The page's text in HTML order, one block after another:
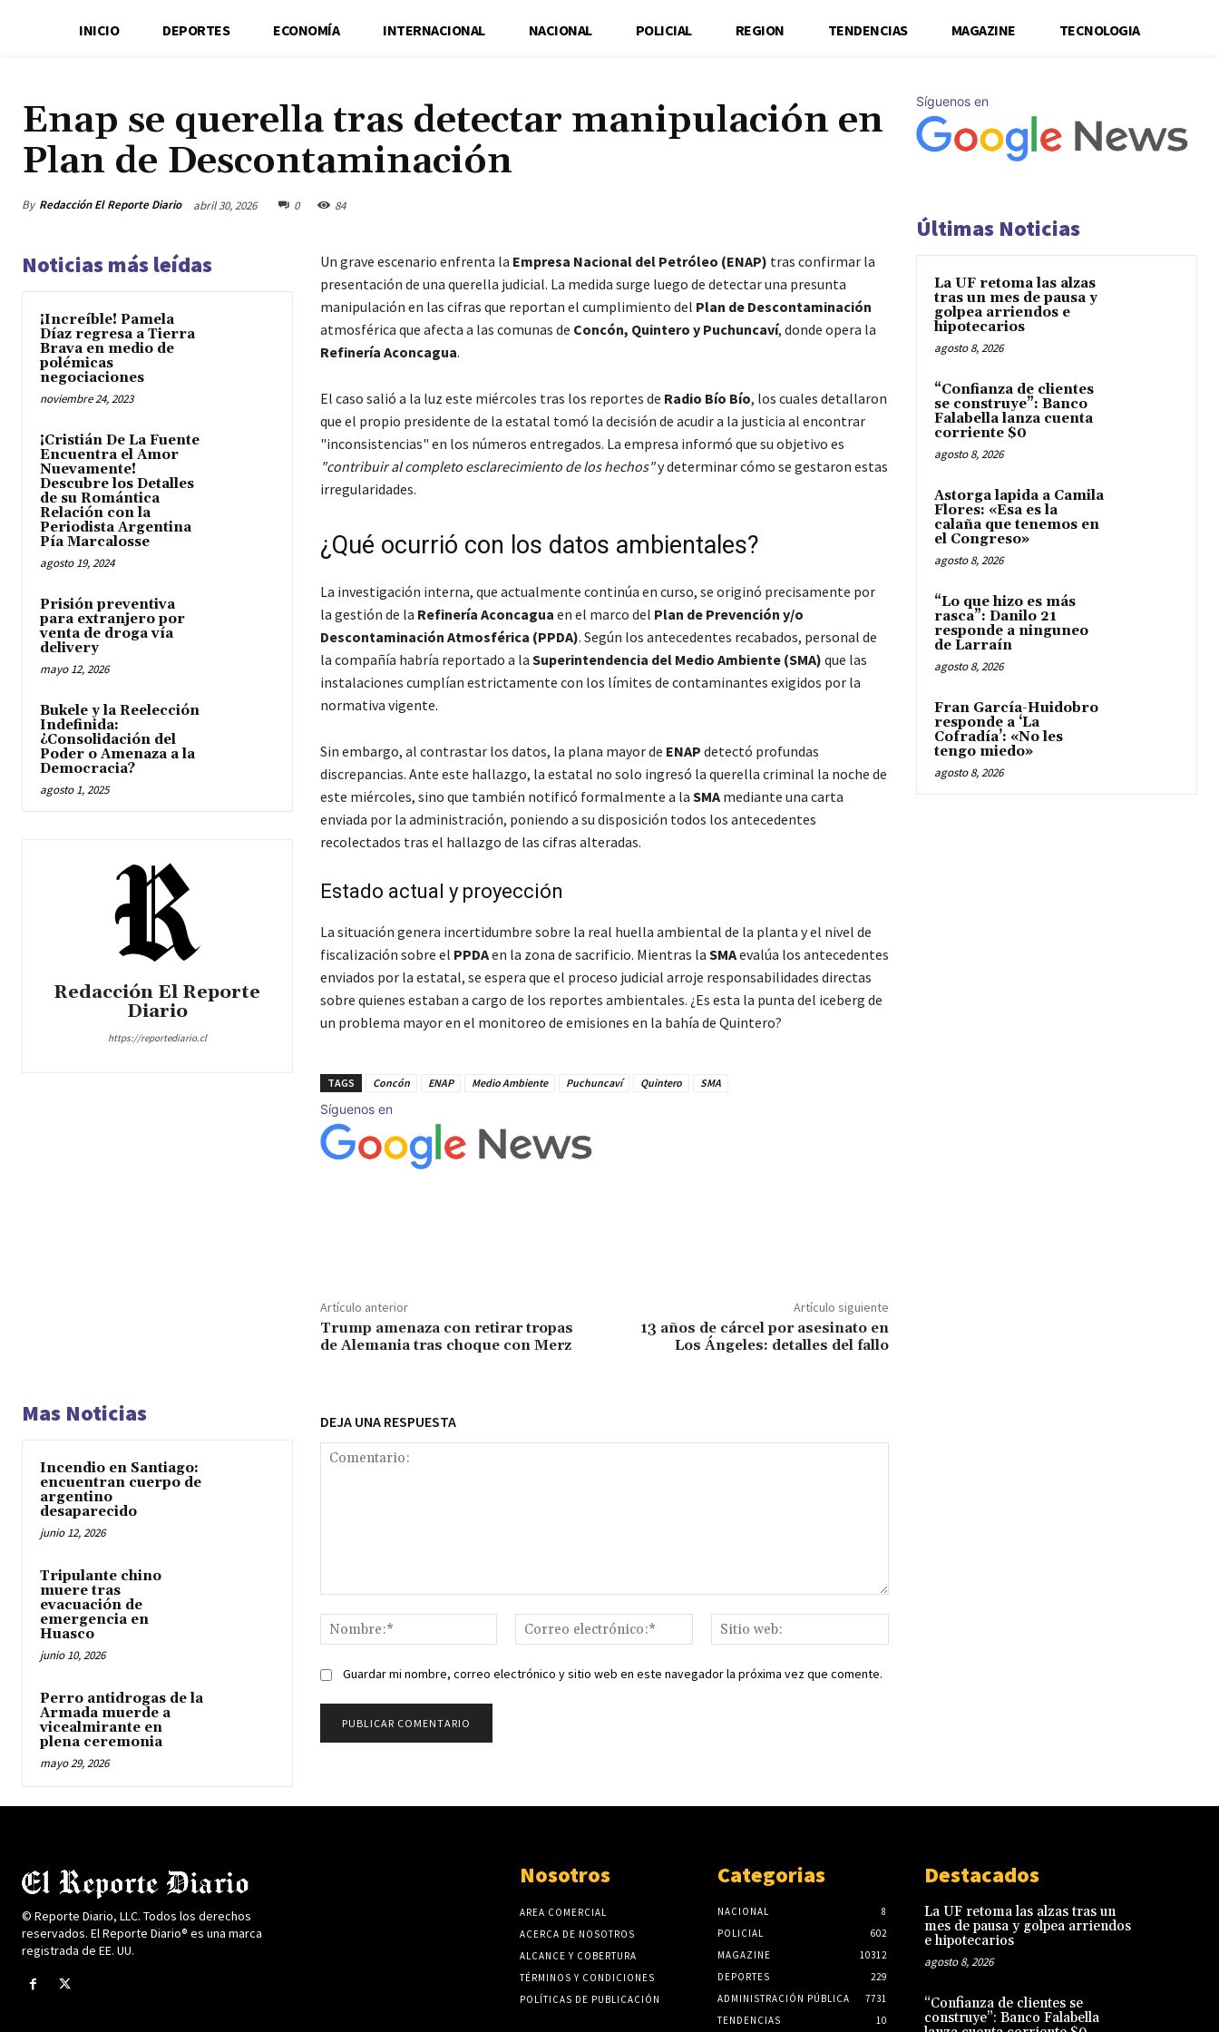
INICIO DEPORTES ECONOMÍA INTERNACIONAL NACIONAL POLICIAL REGION TENDENCIAS MAGAZINE TECNOLOGIA
Enap se querella tras detectar manipulación en
Plan de Descontaminación
By Redacción El Reporte Diario abril 30, 2026 0 84
Noticias más leídas
¡Increíble! Pamela
Díaz regresa a Tierra
Brava en medio de
polémicas
negociaciones
noviembre 24, 2023
¡Cristián De La Fuente
Encuentra el Amor
Nuevamente!
Descubre los Detalles
de su Romántica
Relación con la
Periodista Argentina
Pía Marcalosse
agosto 19, 2024
Prisión preventiva
para extranjero por
venta de droga vía
delivery
mayo 12, 2026
Bukele y la Reelección
Indefinida:
¿Consolidación del
Poder o Amenaza a la
Democracia?
agosto 1, 2025
Redacción El Reporte
Diario
https://reportediario.cl
Un grave escenario enfrenta la Empresa Nacional del Petróleo (ENAP) tras confirmar la
presentación de una querella judicial. La medida surge luego de detectar una presunta
manipulación en las cifras que reportan el cumplimiento del Plan de Descontaminación
atmosférica que afecta a las comunas de Concón, Quintero y Puchuncaví, donde opera la
Refinería Aconcagua.
El caso salió a la luz este miércoles tras los reportes de Radio Bío Bío, los cuales detallaron
que el propio presidente de la estatal tomó la decisión de acudir a la justicia al encontrar
"inconsistencias" en los números entregados. La empresa informó que su objetivo es
"contribuir al completo esclarecimiento de los hechos"y determinar cómo se gestaron estas
irregularidades.
¿Qué ocurrió con los datos ambientales?
La investigación interna, que actualmente continúa en curso, se originó precisamente por
la gestión de la Refinería Aconcagua en el marco del Plan de Prevención y/o
Descontaminación Atmosférica (PPDA). Según los antecedentes recabados, personal de
la compañía habría reportado a la Superintendencia del Medio Ambiente (SMA) que las
instalaciones cumplían estrictamente con los límites de contaminantes exigidos por la
normativa vigente.
Sin embargo, al contrastar los datos, la plana mayor de ENAP detectó profundas
discrepancias. Ante este hallazgo, la estatal no solo ingresó la querella criminal la noche de
este miércoles, sino que también notificó formalmente a la SMAmediante una carta
enviada por la administración, poniendo a su disposición todos los antecedentes
recolectados tras el hallazgo de las cifras alteradas.
Estado actual y proyección
La situación genera incertidumbre sobre la real huella ambiental de la planta y el nivel de
fiscalización sobre el PPDAen la zona de sacrificio. Mientras la SMAevalúa los antecedentes
enviados por la estatal, se espera que el proceso judicial arroje responsabilidades directas
sobre quienes estaban a cargo de los reportes ambientales. ¿Es esta la punta del iceberg de
un problema mayor en el monitoreo de emisiones en la bahía de Quintero?
TAGS Concón ENAP Medio Ambiente Puchuncaví Quintero SMA
Síguenos en
Artículo anterior
Trump amenaza con retirar tropas
de Alemania tras choque con Merz
Artículo siguiente
13 años de cárcel por asesinato en
Los Ángeles: detalles del fallo
Mas Noticias
Incendio en Santiago:
encuentran cuerpo de
argentino
desaparecido
junio 12, 2026
Tripulante chino
muere tras
evacuación de
emergencia en
Huasco
junio 10, 2026
Perro antidrogas de la
Armada muerde a
vicealmirante en
plena ceremonia
mayo 29, 2026
DEJA UNA RESPUESTA
Nombre:*
Correo
electrónico:*
web:
Guardar mi nombre, correo electrónico y sitio web en este navegador la próxima vez que comente.
Síguenos en
Últimas Noticias
La UF retoma las alzas
tras un mes de pausa y
golpea arriendos e
hipotecarios
agosto 8, 2026
“Confianza de clientes
se construye”: Banco
Falabella lanza cuenta
corriente $0
agosto 8, 2026
Astorga lapida a Camila
Flores: «Esa es la
calaña que tenemos en
el Congreso»
agosto 8, 2026
“Lo que hizo es más
rasca”: Danilo 21
responde a ninguneo
de Larraín
agosto 8, 2026
Fran García-Huidobro
responde a ‘La
Cofradía’: «No les
tengo miedo»
agosto 8, 2026
© Reporte Diario, LLC. Todos los derechos
reservados. El Reporte Diario® es una marca
registrada de EE. UU.
Nosotros
AREA COMERCIAL
ACERCA DE NOSOTROS
ALCANCE Y COBERTURA
TÉRMINOS Y CONDICIONES
POLÍTICAS DE PUBLICACIÓN
Categorias
NACIONAL
8
POLICIAL
602
MAGAZINE
10312
DEPORTES
229
ADMINISTRACIÓN PÚBLICA
7731
TENDENCIAS
10
Destacados
La UF retoma las alzas tras un
mes de pausa y golpea arriendos
e hipotecarios
agosto 8, 2026
“Confianza de clientes se
construye”: Banco Falabella